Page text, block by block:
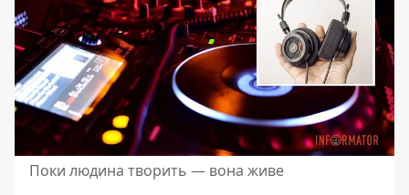
Поки людина творить — вона живе